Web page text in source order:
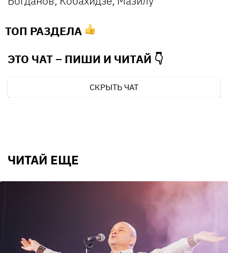
ТОП РАЗДЕЛА
ЭТО ЧАТ – ПИШИ И ЧИТАЙ 👇
СКРЫТЬ ЧАТ
ЧИТАЙ ЕЩЕ